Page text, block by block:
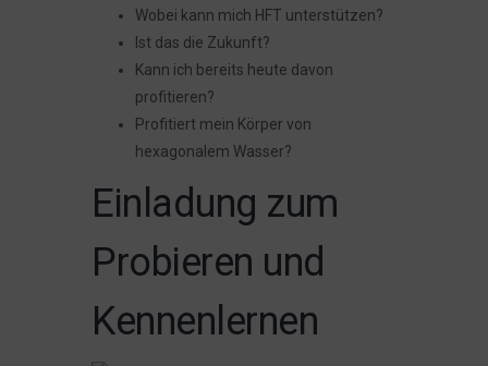
Wobei kann mich HFT unterstützen?
Ist das die Zukunft?
Kann ich bereits heute davon
profitieren?
Profitiert mein Körper von
hexagonalem Wasser?
Einladung zum
Probieren und
Kennenlernen